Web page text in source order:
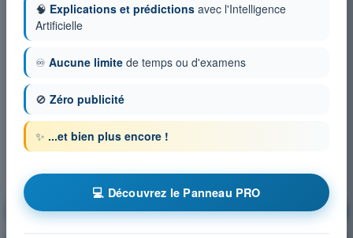
Météorologie S'entraîner !
🧠 Explications et prédictions avec l'Intelligence
Artificielle
♾️ Aucune limite de temps ou d'examens
🚫 Zéro publicité
✨ ...et bien plus encore !
💻 Découvrez le Panneau PRO